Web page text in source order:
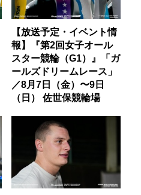
【放送予定・イベント情
報】『第2回女子オール
スター競輪（G1）』「ガ
ールズドリームレース」
／8月7日（金）〜9日
（日） 佐世保競輪場